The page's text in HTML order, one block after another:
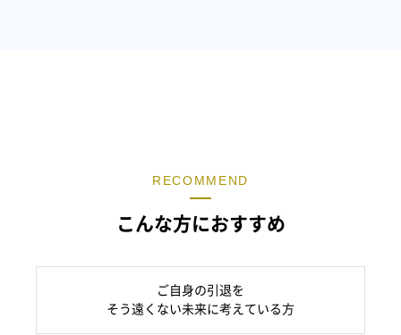
RECOMMEND
こんな方におすすめ
ご自身の引退を
そう遠くない未来に考えている方